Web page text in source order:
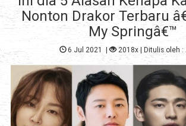
Nonton Drakor Terbaru
My Springâ€™
6 Jul 2021 | 2018x | Ditulis oleh :